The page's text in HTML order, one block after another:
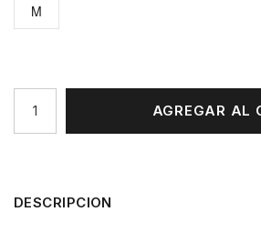
M
AGREGAR AL
DESCRIPCION